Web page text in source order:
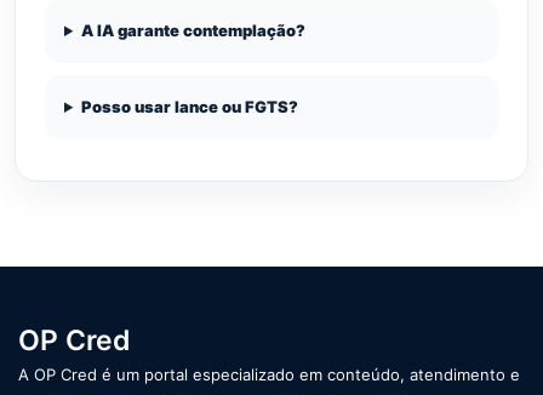
A IA garante contemplação?
Posso usar lance ou FGTS?
OP Cred
A OP Cred é um portal especializado em conteúdo, atendimento e